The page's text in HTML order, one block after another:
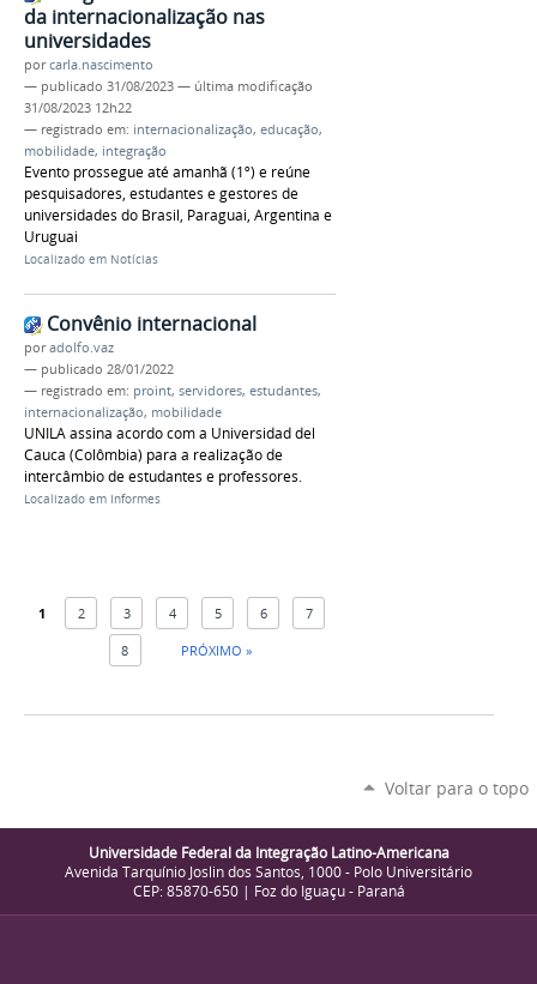
da internacionalização nas
universidades
porcarla.nascimento
— publicado 31/08/2023 — última modificação
31/08/2023 12h22
— registrado em: internacionalização, educação,
mobilidade, integração
Evento prossegue até amanhã (1º) e reúne
pesquisadores, estudantes e gestores de
universidades do Brasil, Paraguai, Argentina e
Uruguai
Localizado em Notícias
Convênio internacional
poradolfo.vaz
— publicado 28/01/2022
— registrado em: proint, servidores, estudantes,
internacionalização, mobilidade
UNILA assina acordo com a Universidad del
Cauca (Colômbia) para a realização de
intercâmbio de estudantes e professores.
Localizado em Informes
1 2 3 4 5 6 7
8 PRÓXIMO »
Voltar para o topo
Universidade Federal da Integração Latino-Americana
Avenida Tarquínio Joslin dos Santos, 1000 - Polo Universitário
CEP: 85870-650 | Foz do Iguaçu - Paraná